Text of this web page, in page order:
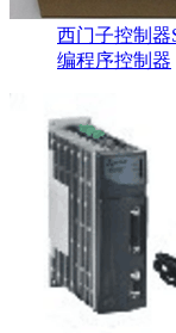
西门子控制器
编程序控制器